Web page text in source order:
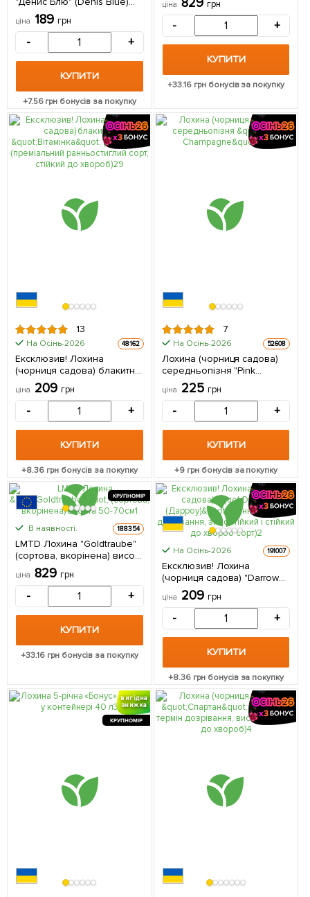
(середній термін
дозрівання, ягода довго
зберігається) 1 саджанець
в упаковці
ціна 189 грн
- +
КУПИТИ
+7.56грн бонусів за покупку
Нідерландів 1 саджанець в
ціна 829 грн
- +
КУПИТИ
+33.16грн бонусів за покупку
13
На Осінь-2026 48162
Ексклюзив! Лохина
(чорниця садова) блакитна
"Вітамінка" (Vitaminka)
(преміальний
ранньостиглий сорт, стійкий
до хвороб) 1 саджанець в
упаковці
ціна 209 грн
- +
КУПИТИ
+8.36 грн бонусів за покупку
7
На Осінь-2026 52608
Лохина (чорниця садова)
середньопізня "Pink
Champagne" 1 саджанець в
упаковці
ціна 225 грн
- +
КУПИТИ
+9грн бонусів за покупку
КРУПНОМІР
В наявності. 188354
LMTD Лохина "Goldtraube"
(сортова, вкорінена) висота
50-70см 1 саджанець в
упаковці Нідерланди
ціна 829 грн
- +
КУПИТИ
+33.16грн бонусів за покупку
На Осінь-2026 191007
Ексклюзив! Лохина
(чорниця садова) "Darrow
(Дарроу)" (ранній термін
дозрівання, зимостійкий і
стійкий до хвороб сорт) 1
саджанець в упаковці
ціна 209 грн
- +
КУПИТИ
+8.36грн бонусів за покупку
вигідна
знижка
КРУПНОМІР